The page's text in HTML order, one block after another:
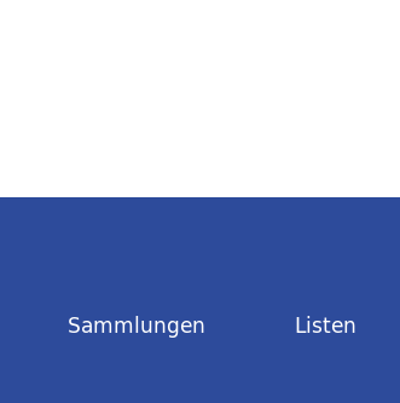
Sammlungen Listen